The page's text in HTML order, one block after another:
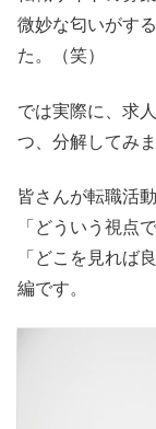
微妙な匂いがす
た。（笑）
では実際に、求
つ、分解してみま
皆さんが転職活
「どういう視点
「どこを見れば
編です。